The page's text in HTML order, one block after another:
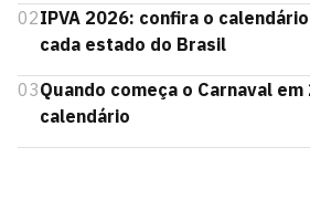
02IPVA 2026: confira o
cada estado do Brasil
03Quando começa o Carnaval em
calendário